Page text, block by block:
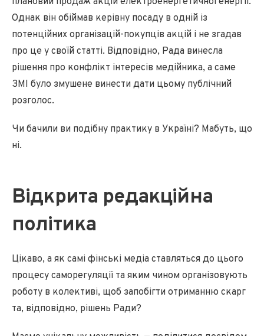
Однак він обіймав керівну посаду в одній із
потенційних організацій-покупців акцій і не згадав
про це у своїй статті. Відповідно, Рада винесла
рішення про конфлікт інтересів медійника, а саме
ЗМІ було змушене винести дати цьому публічний
розголос.
Чи бачили ви подібну практику в Україні? Мабуть, що
ні.
Відкрита редакційна
політика
Цікаво, а як самі фінські медіа ставляться до цього
процесу саморегуляції та яким чином організовують
роботу в колективі, щоб запобігти отриманню скарг
та, відповідно, рішень Ради?